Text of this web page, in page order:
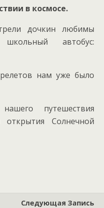
в космосе.
дочкин любимы
автобус:
нам уже было
путешествия
Солнечной
Следующая Запись